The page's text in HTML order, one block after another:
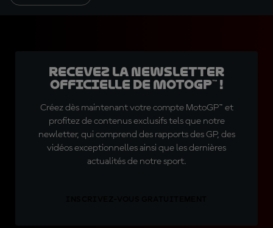
Recevez la Newsletter
officielle de MotoGP™ !
Créez dès maintenant votre compte MotoGP™ et
profitez de contenus exclusifs tels que notre
newletter, qui comprend des rapports des GP, des
vidéos exceptionnelles ainsi que les dernières
actualités de notre sport.